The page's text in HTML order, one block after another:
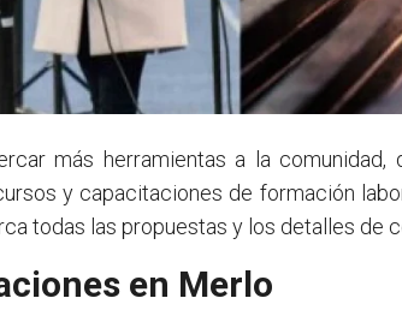
más herramientas a la
y capacitaciones de formación
todas las propuestas y los detalles de
en Merlo